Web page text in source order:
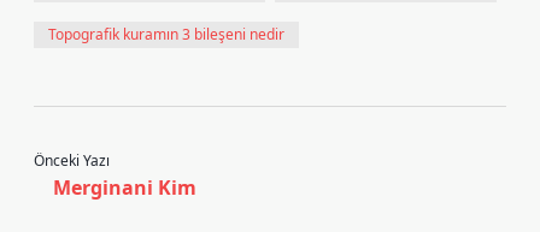
Topografik kuramın 3 bileşeni nedir
Önceki Yazı
Merginani Kim